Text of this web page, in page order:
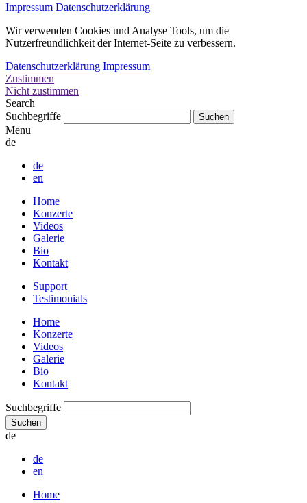
Impressum Datenschutzerklärung
Wir verwenden Cookies und Analyse Tools, um die
Nutzerfreundlichkeit der Internet-Seite zu verbessern.
Datenschutzerklärung Impressum
Zustimmen
Nicht zustimmen
Search
Suchbegriffe
Menu
de
de
en
Home
Konzerte
Videos
Galerie
Bio
Kontakt
Support
Testimonials
Home
Konzerte
Videos
Galerie
Bio
Kontakt
Suchbegriffe
Suchen
de
de
en
Home